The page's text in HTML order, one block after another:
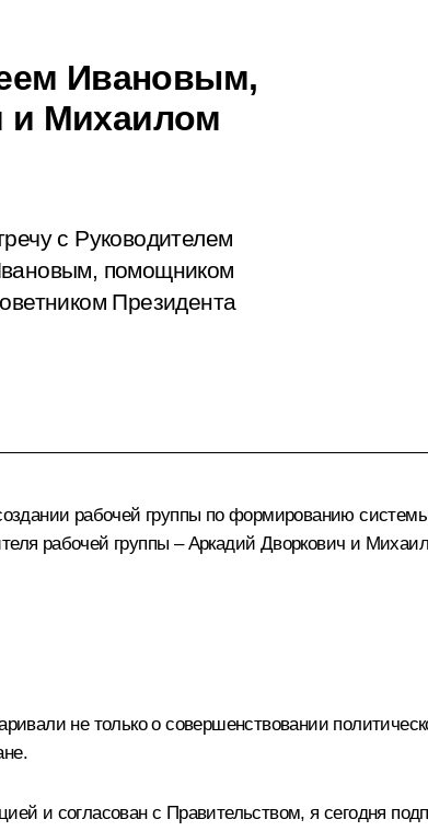
Ивановым,
и Михаилом
с Руководителем
помощником
Президента
рабочей группы по формированию
рабочей группы –Аркадий Дворкович и
не только о совершенствовании
и согласован с Правительством, я сегодня